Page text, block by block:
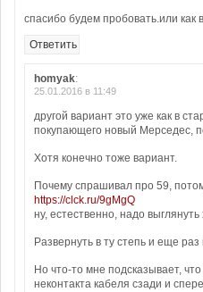
спасибо будем пробовать.или как
Ответить
homyak:
25.01.2016 в 11:49
другой вариант это уже как в
покупающего новый Мерседес,
Хотя конечно тоже вариант.
Почему спрашивал про 59,
https://clck.ru/9gMgQ
ну, естественно, надо
Развернуть в ту степь и еще раз
Но что-то мне подсказывает,
неконтакта кабеля сзади и